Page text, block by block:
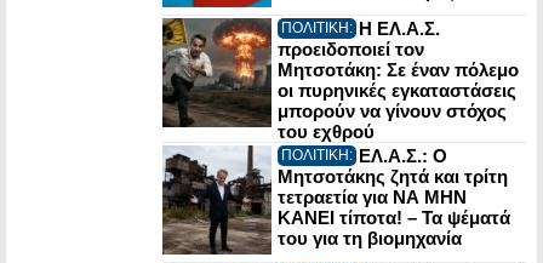
ΠΟΛΙΤΙΚΗ: Η ΕΛ.Α.Σ.
προειδοποιεί τον
Μητσοτάκη: Σε έναν πόλεμο
οι πυρηνικές εγκαταστάσεις
μπορούν να γίνουν στόχος
του εχθρού
ΠΟΛΙΤΙΚΗ: ΕΛ.Α.Σ.: Ο
Μητσοτάκης ζητά και τρίτη
τετραετία για ΝΑ ΜΗΝ
ΚΑΝΕΙ τίποτα! – Τα ψέματά
του για τη βιομηχανία